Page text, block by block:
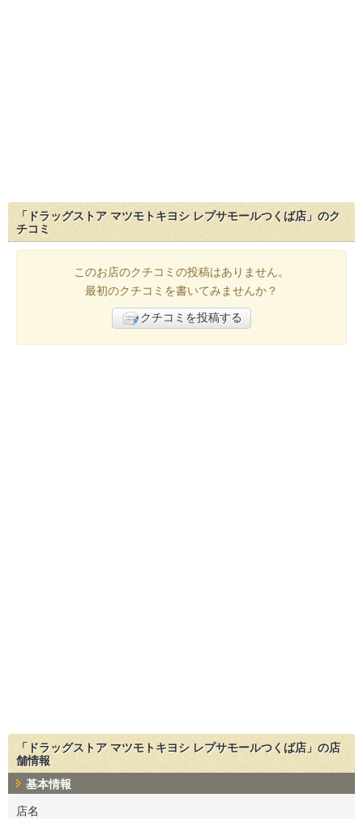
「ドラッグストア マツモトキヨシ レプサモールつくば店」のク
チコミ
このお店のクチコミの投稿はありません。
最初のクチコミを書いてみませんか？
クチコミを投稿する
「ドラッグストア マツモトキヨシ レプサモールつくば店」の店
舗情報
基本情報
店名